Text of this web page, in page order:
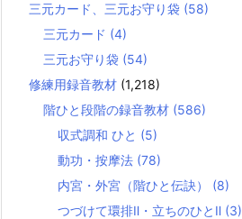
三元カード、三元お守り袋 (58)
三元カード (4)
三元お守り袋 (54)
修練用録音教材 (1,218)
階ひと段階の録音教材 (586)
収式調和 ひと (5)
動功・按摩法 (78)
内宮・外宮（階ひと伝訣） (8)
つづけて環排Ⅱ・立ちのひとⅡ (3)